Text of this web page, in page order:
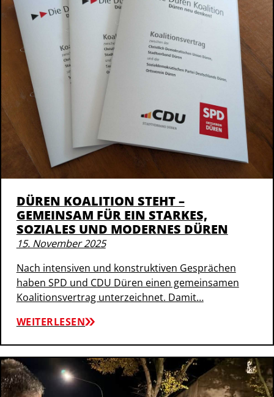
DÜREN KOALITION STEHT –
GEMEINSAM FÜR EIN STARKES,
SOZIALES UND MODERNES DÜREN
15. November 2025
Nach intensiven und konstruktiven Gesprächen
haben SPD und CDU Düren einen gemeinsamen
Koalitionsvertrag unterzeichnet. Damit…
WEITERLESEN